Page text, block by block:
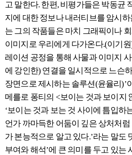
고 말한다. 한편, 비평가들은 박동균
지에 대한 정보나 내러티브를 암시
는 그의 작품들은 마치 그래픽이나
이미지로 우리에게 다가온다.(이기
레이션 공정을 통해 사물과 이미지
에 강인한) 연결을 일시적으로 느슨
장면으로 제시하는 솔루션(윤율리)’
메를로 퐁티의 <보이는 것과 보이지
‘보이는 것과 보는 것 사이에 틈입하
언가 까마득한 어둠이 깊은 상처처
가 본능적으로 알고 있다.’라는 말도
부여와 해석’에 큰 의미를 두고 있는